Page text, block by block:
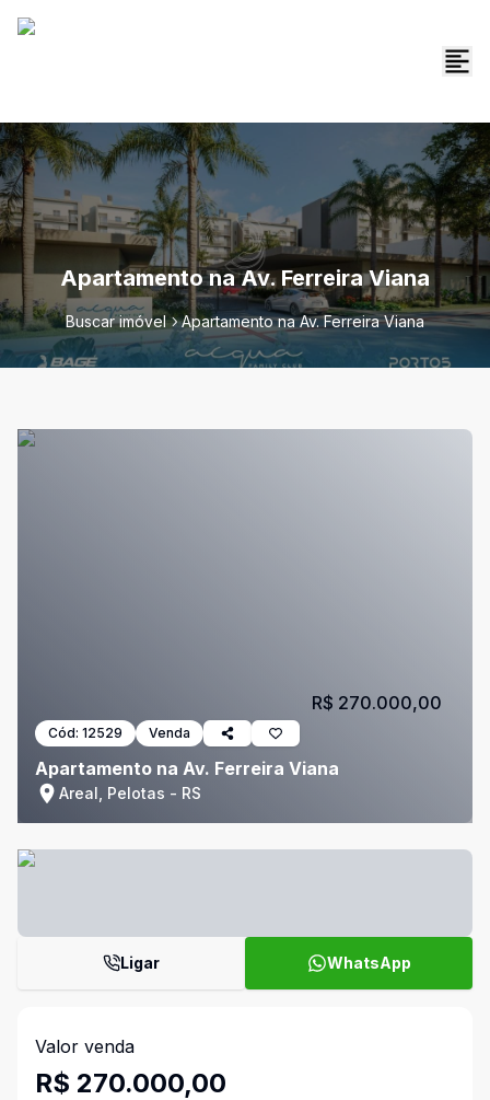
Apartamento na Av. Ferreira Viana
Buscar imóvel Apartamento na Av. Ferreira Viana
Cód: 12529 Venda
Apartamento na Av. Ferreira Viana
Areal, Pelotas - RS
R$ 270.000,00
Ligar WhatsApp
Valor venda
R$ 270.000,00